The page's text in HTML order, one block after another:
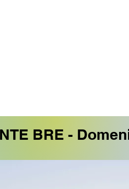
BRE -